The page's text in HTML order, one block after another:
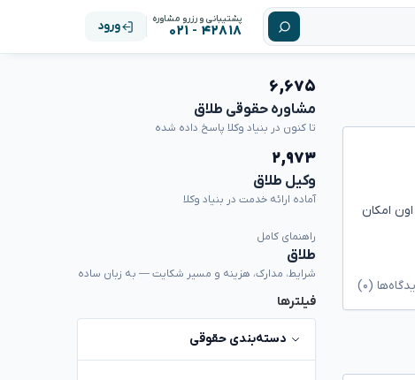
پشتیبانی و رزرو مشاوره
۴۲۸۱۸ - ۰۲۱ ورود
امکان
(۰)
۶,۶۷۵
مشاوره حقوقی طلاق
تا کنون در بنیاد وکلا پاسخ داده شده
۲,۹۷۳
وکیل طلاق
آماده ارائه خدمت در بنیاد وکلا
راهنمای کامل
طلاق
شرایط، مدارک، هزینه و مسیر شکایت — به زبان ساده
فیلترها
دسته‌بندی حقوقی